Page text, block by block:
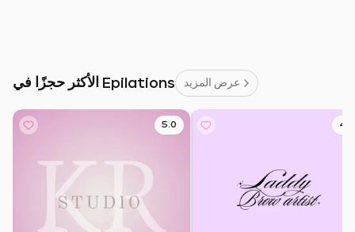
الأكثر حجزًا في Epilations عرض المزيد
5.0 4.9